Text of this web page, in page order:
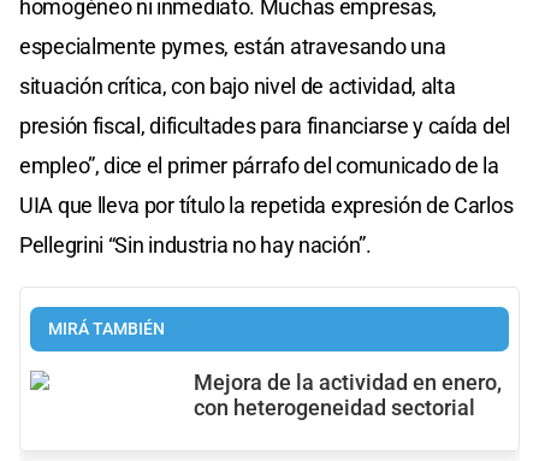
homogéneo ni inmediato. Muchas empresas,
especialmente pymes, están atravesando una
situación crítica, con bajo nivel de actividad, alta
presión fiscal, dificultades para financiarse y caída del
empleo”, dice el primer párrafo del comunicado de la
UIA que lleva por título la repetida expresión de Carlos
Pellegrini “Sin industria no hay nación”.
MIRÁ TAMBIÉN
Mejora de la actividad en enero,
con heterogeneidad sectorial